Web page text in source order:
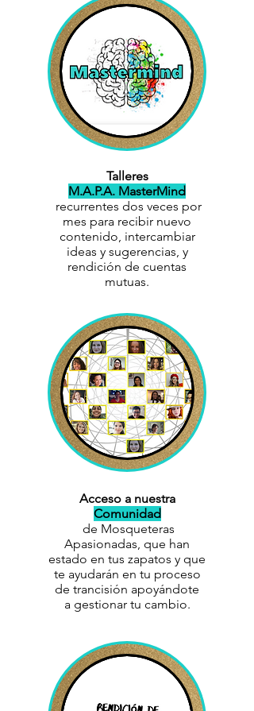
Talleres
M.A.P.A. MasterMind
recurrentes dos veces por
mes para recibir nuevo
contenido, intercambiar
ideas y sugerencias, y
rendición de cuentas
mutuas.
Acceso a nuestra
Comunidad
de Mosqueteras
Apasionadas, que han
estado en tus zapatos y que
te ayudarán en tu proceso
de trancisión apoyándote
a gestionar tu cambio.